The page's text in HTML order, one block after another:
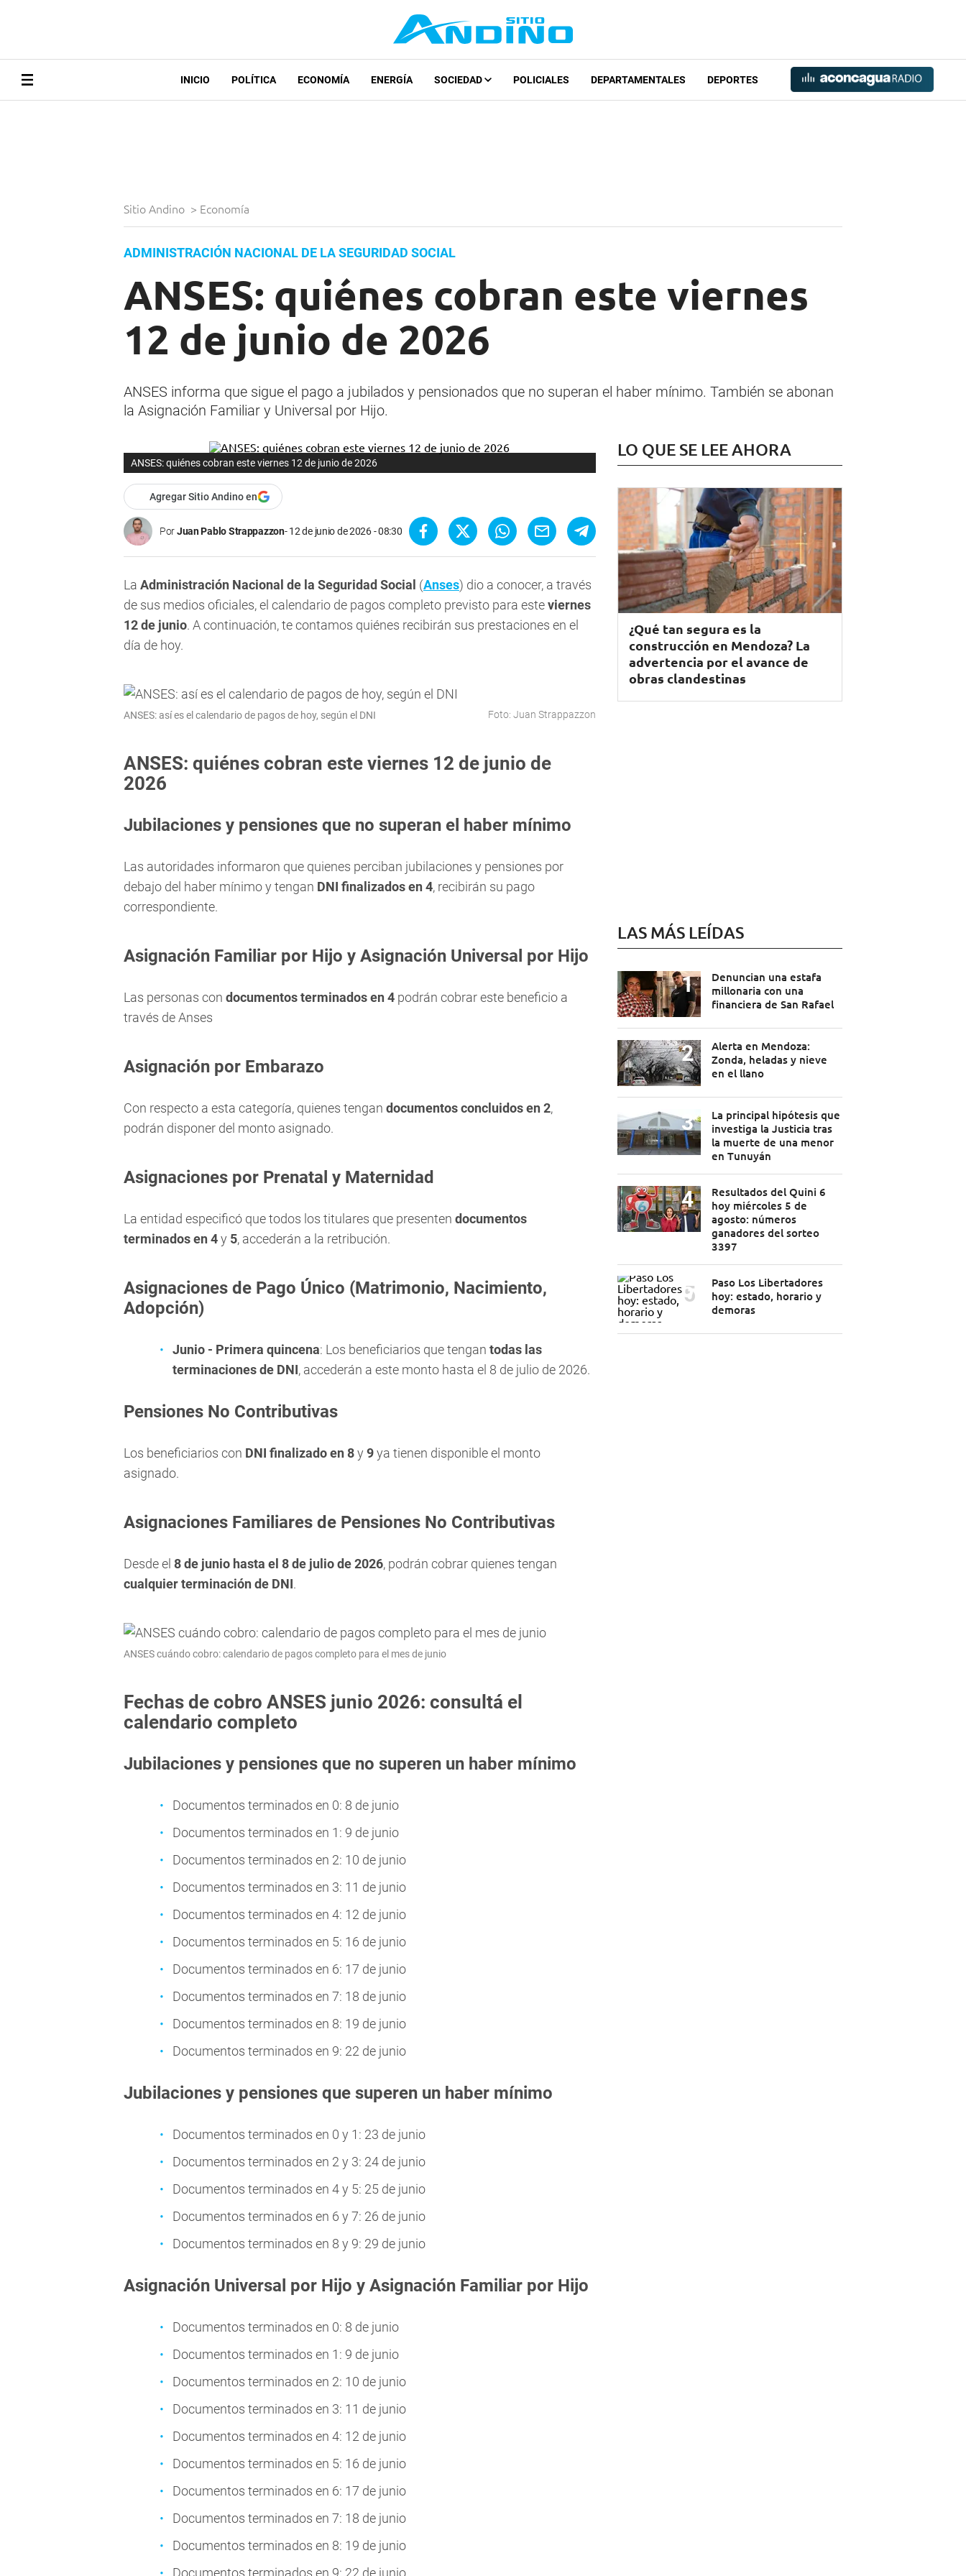
INICIO POLÍTICA ECONOMÍA ENERGÍA SOCIEDAD POLICIALES DEPARTAMENTALES DEPORTES
Sitio Andino > Economía
ADMINISTRACIÓN NACIONAL DE LA SEGURIDAD SOCIAL
ANSES: quiénes cobran este viernes
12 de junio de 2026
ANSES informa que sigue el pago a jubilados y pensionados que no superan el haber mínimo. También se abonan
la Asignación Familiar y Universal por Hijo.
ANSES: quiénes cobran este viernes 12 de junio de 2026
Agregar Sitio Andino en
PorJuan Pablo Strappazzon 12 de junio de 2026 - 08:30
La Administración Nacional de la Seguridad Social (Anses) dio a conocer, a través
de sus medios oficiales, el calendario de pagos completo previsto para esteviernes
12 de junio. A continuación, te contamos quiénes recibirán sus prestaciones en el
día de hoy.
ANSES: así es el calendario de pagos de hoy, según el DNI Foto: Juan Strappazzon
ANSES: quiénes cobran este viernes 12 de junio de
2026
Jubilaciones y pensiones que no superan el haber mínimo
Las autoridades informaron que quienes perciban jubilaciones y pensiones por
debajo del haber mínimo y tengan DNI finalizados en 4, recibirán su pago
correspondiente.
Asignación Familiar por Hijo y Asignación Universal por Hijo
Las personas con documentos terminados en 4 podrán cobrar este beneficio a
través de Anses
Asignación por Embarazo
Con respecto a esta categoría, quienes tengan documentos concluidos en 2,
podrán disponer del monto asignado.
Asignaciones por Prenatal y Maternidad
La entidad especificó que todos los titulares que presenten documentos
terminados en 4y 5, accederán a la retribución.
Asignaciones de Pago Único (Matrimonio, Nacimiento,
Adopción)
Junio - Primera quincena: Los beneficiarios que tengan todas las
terminaciones de DNI, accederán a este monto hasta el 8 de julio de 2026.
Pensiones No Contributivas
Los beneficiarios con DNI finalizado en 8y 9ya tienen disponible el monto
asignado.
Asignaciones Familiares de Pensiones No Contributivas
Desde el 8 de junio hasta el 8 de julio de 2026, podrán cobrar quienes tengan
cualquier terminación de DNI.
ANSES cuándo cobro: calendario de pagos completo para el mes de junio
Fechas de cobro ANSES junio 2026: consultá el
calendario completo
Jubilaciones y pensiones que no superen un haber mínimo
Documentos terminados en 0: 8 de junio
Documentos terminados en 1: 9 de junio
Documentos terminados en 2: 10 de junio
Documentos terminados en 3: 11 de junio
Documentos terminados en 4: 12 de junio
Documentos terminados en 5: 16 de junio
Documentos terminados en 6: 17 de junio
Documentos terminados en 7: 18 de junio
Documentos terminados en 8: 19 de junio
Documentos terminados en 9: 22 de junio
Jubilaciones y pensiones que superen un haber mínimo
Documentos terminados en 0 y 1: 23 de junio
Documentos terminados en 2 y 3: 24 de junio
Documentos terminados en 4 y 5: 25 de junio
Documentos terminados en 6 y 7: 26 de junio
Documentos terminados en 8 y 9: 29 de junio
Asignación Universal por Hijo y Asignación Familiar por Hijo
Documentos terminados en 0: 8 de junio
Documentos terminados en 1: 9 de junio
Documentos terminados en 2: 10 de junio
Documentos terminados en 3: 11 de junio
Documentos terminados en 4: 12 de junio
Documentos terminados en 5: 16 de junio
Documentos terminados en 6: 17 de junio
Documentos terminados en 7: 18 de junio
Documentos terminados en 8: 19 de junio
Documentos terminados en 9: 22 de junio
LO QUE SE LEE AHORA
¿Qué tan segura es la
construcción en Mendoza? La
advertencia por el avance de
obras clandestinas
LAS MÁS LEÍDAS
Denuncian una estafa
millonaria con una
financiera de San Rafael
Alerta en Mendoza:
Zonda, heladas y nieve
en el llano
La principal hipótesis que
investiga la Justicia tras
la muerte de una menor
en Tunuyán
Resultados del Quini 6
hoy miércoles 5 de
agosto: números
ganadores del sorteo
3397
Paso Los Libertadores
hoy: estado, horario y
demoras